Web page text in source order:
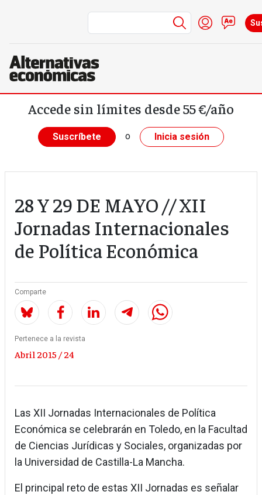
Pasar al contenido principal
Menú de
Iniciar
Accede sin límites desde 55 €/año
Suscríbete o Inicia sesión
28 Y 29 DE MAYO // XII
Jornadas Internacionales
de Política Económica
Comparte
Pertenece a la revista
Abril 2015 / 24
Las XII Jornadas Internacionales de Política
Económica se celebrarán en Toledo, en la Facultad
de Ciencias Jurídicas y Sociales, organizadas por
la Universidad de Castilla-La Mancha.
El principal reto de estas XII Jornadas es señalar